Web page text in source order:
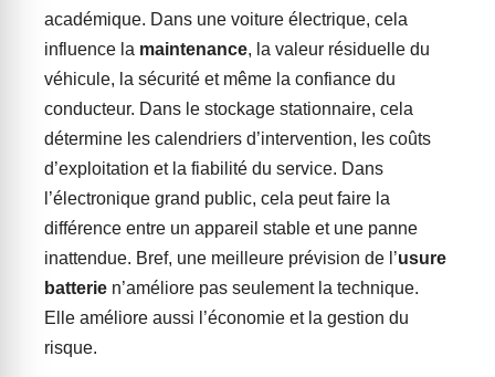
académique. Dans une voiture électrique, cela
influence la maintenance, la valeur résiduelle du
véhicule, la sécurité et même la confiance du
conducteur. Dans le stockage stationnaire, cela
détermine les calendriers d’intervention, les coûts
d’exploitation et la fiabilité du service. Dans
l’électronique grand public, cela peut faire la
différence entre un appareil stable et une panne
inattendue. Bref, une meilleure prévision de l’usure
batterie n’améliore pas seulement la technique.
Elle améliore aussi l’économie et la gestion du
risque.